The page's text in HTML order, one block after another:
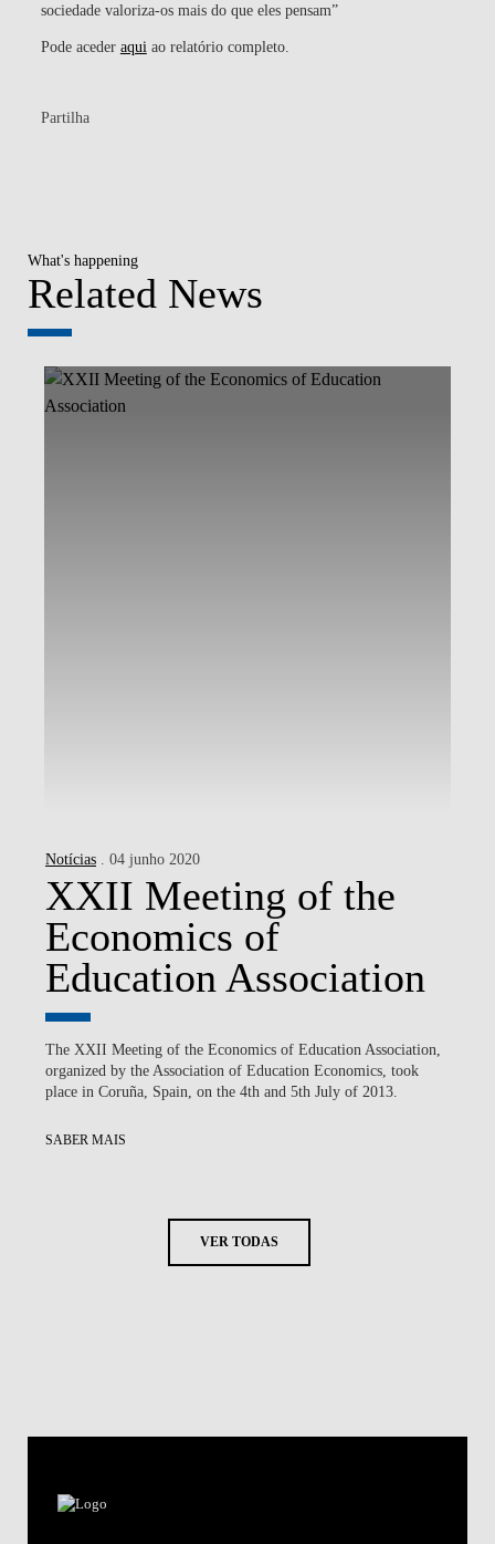
sociedade valoriza-os mais do que eles pensam”
Pode aceder aqui ao relatório completo.
Partilha
What's happening
Related News
Notícias . 04 junho 2020
XXII Meeting of the
Economics of
Education Association
The XXII Meeting of the Economics of Education Association,
organized by the Association of Education Economics, took
place in Coruña, Spain, on the 4th and 5th July of 2013.
SABER MAIS
VER TODAS